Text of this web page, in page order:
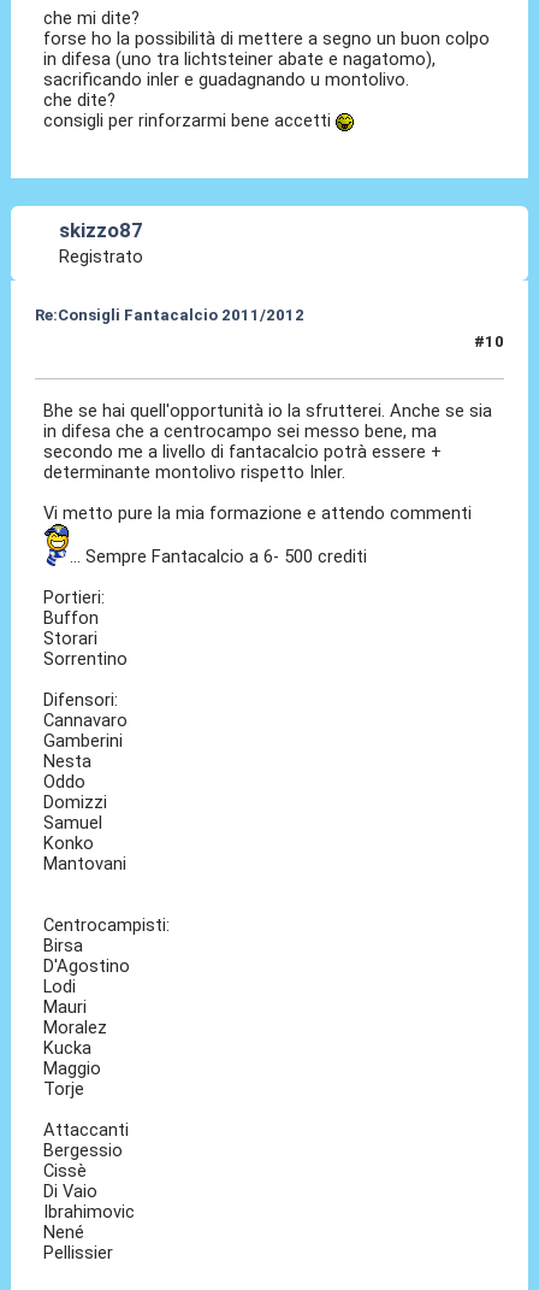
che mi dite?
forse ho la possibilità di mettere a segno un buon colpo
in difesa (uno tra lichtsteiner abate e nagatomo),
sacrificando inler e guadagnando u montolivo.
che dite?
consigli per rinforzarmi bene accetti
skizzo87
Registrato
Re:Consigli Fantacalcio 2011/2012
#10
Bhe se hai quell'opportunità io la sfrutterei. Anche se sia
in difesa che a centrocampo sei messo bene, ma
secondo me a livello di fantacalcio potrà essere +
determinante montolivo rispetto Inler.
Vi metto pure la mia formazione e attendo commenti
... Sempre Fantacalcio a 6- 500 crediti
Portieri:
Buffon
Storari
Sorrentino
Difensori:
Cannavaro
Gamberini
Nesta
Oddo
Domizzi
Samuel
Konko
Mantovani
Centrocampisti:
Birsa
D'Agostino
Lodi
Mauri
Moralez
Kucka
Maggio
Torje
Attaccanti
Bergessio
Cissè
Di Vaio
Ibrahimovic
Nené
Pellissier